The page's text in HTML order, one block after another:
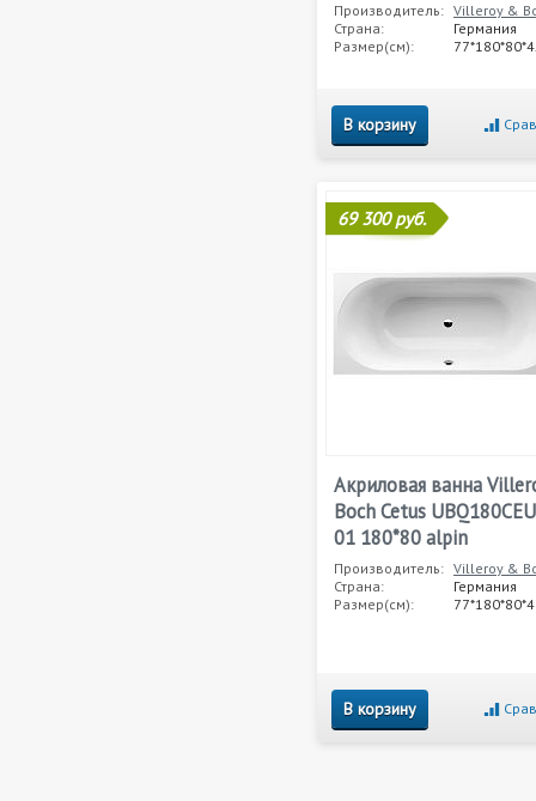
Производитель: Villeroy &
Страна:
Германия
Размер(см):
В корзину
69 300 руб.
Акриловая ванна
Boch Cetus
01 180*80 alpin
Производитель: Villeroy &
Страна:
Германия
Размер(см):
В корзину